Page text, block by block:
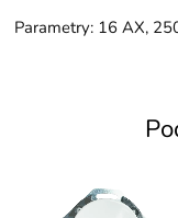
Parametry: 16 AX,